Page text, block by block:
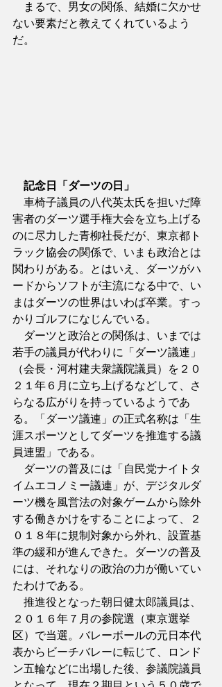
まるで、男女の関係、結婚に欠かせ
ない要素だと教えてくれているよう
だ。
記念日「ダーツの日」
車椅子議員の八代英太氏を担いだ障
害者のダーツ選手権大会を立ち上げる
のに尽力した青柳社長だが、東京都ト
ラック協会の関係で、いまも政治とは
関わりがある。とはいえ、ダーツがハ
ードからソフトが主流になる中で、い
まはダーツの世界はいわば卒業。すっ
かりゴルフになじんでいる。
ダーツと政治との関係は、いまでは
若手の議員が代わりに「ダーツ議連」
（会長・河村建夫衆議院議員）を２０
２１年６月に立ち上げるなどして、さ
らなる広がりを持っているようであ
る。「ダーツ議連」の正式名称は「生
涯スポーツとしてダーツを推進する議
員連盟」である。
ダーツの普及には「自民党ナイトタ
イムエコノミー議連」が、デジタルダ
ーツ機を風営法の対象ゲームから除外
する働きかけをすることによって、２
０１８年に規制対象から外れ、設置基
準の緩和が進んできた。ダーツの普及
には、それなりの政治の力が働いてい
たわけである。
推進役となった朝日健太郎議員は、
２０１６年７月の参院選（東京選挙
区）で当選。バレーボールの元日本代
表からビーチバレーに転じて、ロンド
ン五輪などに出場した後、参議院議員